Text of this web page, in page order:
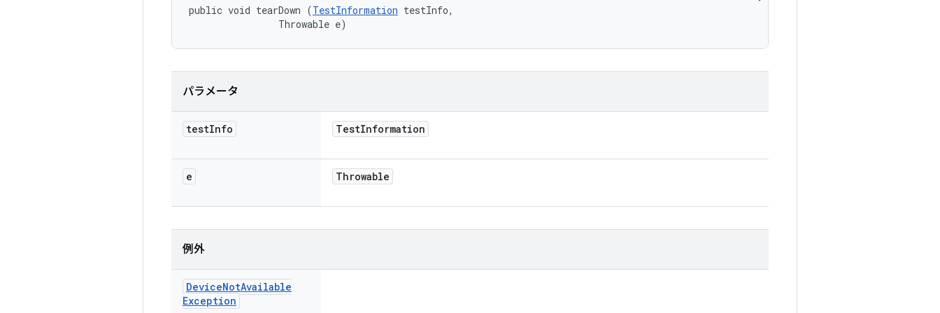
public void tearDown (TestInformation testInfo,
                Throwable e)
パラメータ
testInfo TestInformation
e Throwable
例外
DeviceNotAvailable
Exception